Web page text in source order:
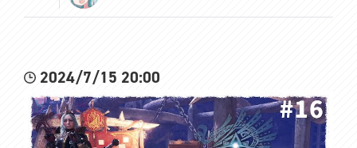
2024/7/15 20:00